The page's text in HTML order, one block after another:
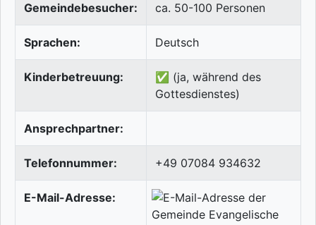
Gemeindebesucher: ca. 50-100 Personen
Sprachen: Deutsch
Kinderbetreuung:
✅ (ja, während des
Gottesdienstes)
Ansprechpartner:
Telefonnummer: +49 07084 934632
E-Mail-Adresse: